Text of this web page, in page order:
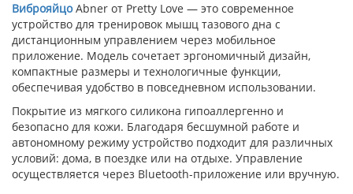
ВиброяйцоAbner от Pretty Love — это современное
устройство для тренировок мышц тазового дна с
дистанционным управлением через мобильное
приложение. Модель сочетает эргономичный дизайн,
компактные размеры и технологичные функции,
обеспечивая удобство в повседневном использовании.
Покрытие из мягкого силикона гипоаллергенно и
безопасно для кожи. Благодаря бесшумной работе и
автономному режиму устройство подходит для различных
условий: дома, в поездке или на отдыхе. Управление
осуществляется через Bluetooth-приложение или вручную.